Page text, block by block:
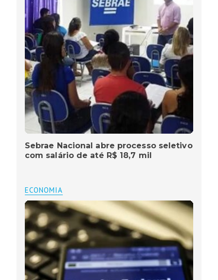
Sebrae Nacional abre processo seletivo
com salário de até R$ 18,7 mil
ECONOMIA